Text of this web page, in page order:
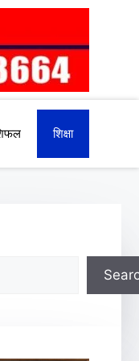
शिक्षा